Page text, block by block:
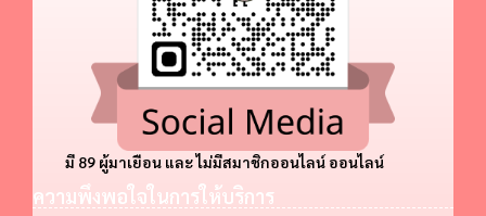
มี 89 ผู้มาเยือน และ ไม่มีสมาชิกออนไลน์ ออนไลน์
ความพึงพอใจในการให้บริการ